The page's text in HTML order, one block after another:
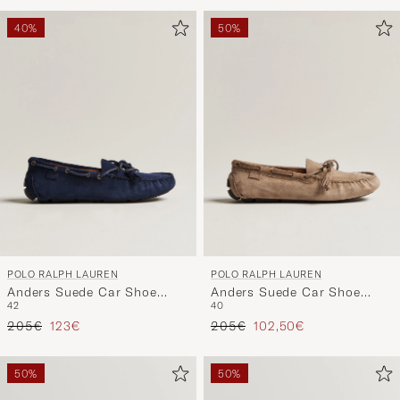
section
vos
et
une
40%
POLO RALPH LAUREN
Anders Suede Car Shoe
Hunter Navy
42
Prix ordinaire
205€ Prix réduit
123€
50%
POLO RALPH LAUREN
Anders Suede Car Shoe
Dirty Buck
40
Prix ordinaire
205€ Prix réduit
102,50€
50% 50%